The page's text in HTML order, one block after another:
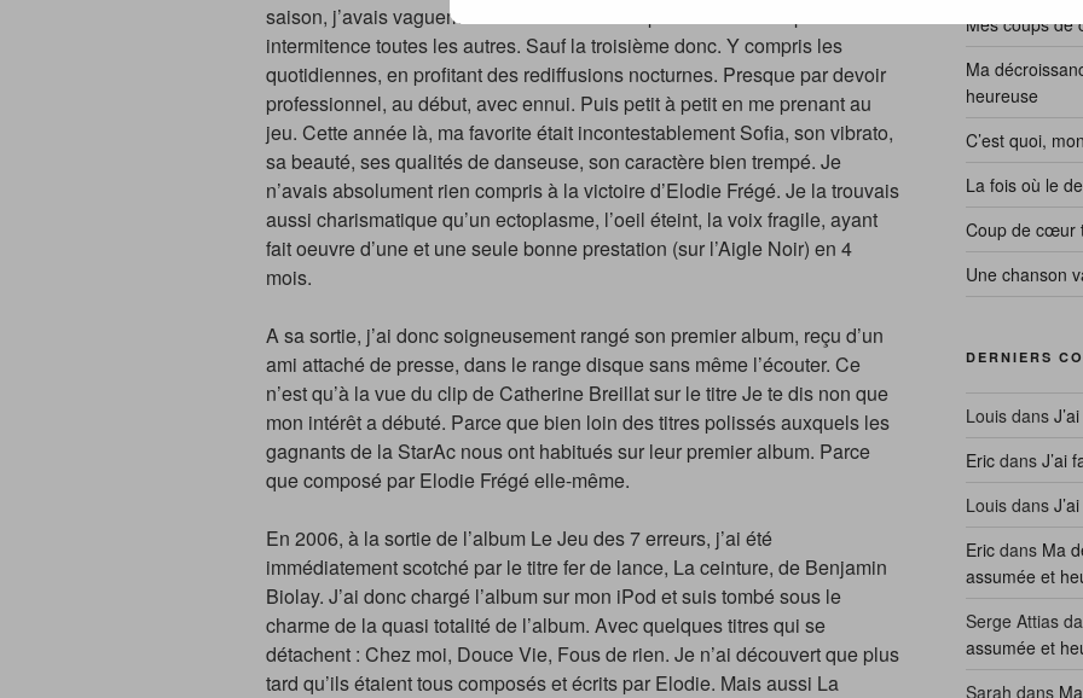
saison, j’avais vaguement suivi la deuxième pour Nolwenn et par
intermitence toutes les autres. Sauf la troisième donc. Y compris les
quotidiennes, en profitant des rediffusions nocturnes. Presque par devoir
professionnel, au début, avec ennui. Puis petit à petit en me prenant au
jeu. Cette année là, ma favorite était incontestablement Sofia, son vibrato,
sa beauté, ses qualités de danseuse, son caractère bien trempé. Je
n’avais absolument rien compris à la victoire d’Elodie Frégé. Je la trouvais
aussi charismatique qu’un ectoplasme, l’oeil éteint, la voix fragile, ayant
fait oeuvre d’une et une seule bonne prestation (sur l’Aigle Noir) en 4
mois.
A sa sortie, j’ai donc soigneusement rangé son premier album, reçu d’un
ami attaché de presse, dans le range disque sans même l’écouter. Ce
n’est qu’à la vue du clip de Catherine Breillat sur le titre Je te dis non que
mon intérêt a débuté. Parce que bien loin des titres polissés auxquels les
gagnants de la StarAc nous ont habitués sur leur premier album. Parce
que composé par Elodie Frégé elle-même.
En 2006, à la sortie de l’album Le Jeu des 7 erreurs, j’ai été
immédiatement scotché par le titre fer de lance, La ceinture, de Benjamin
Biolay. J’ai donc chargé l’album sur mon iPod et suis tombé sous le
charme de la quasi totalité de l’album. Avec quelques titres qui se
détachent : Chez moi, Douce Vie, Fous de rien. Je n’ai découvert que plus
tard qu’ils étaient tous composés et écrits par Elodie. Mais aussi La
Mes coups de
Ma
heureuse
C’est quoi,
La fois où le
Coup de cœur
Une chanson
DERNIERS
Louisdans
Ericdans J’ai
Louisdans
Ericdans Ma
assumée et
Serge Attias
assumée et
Sarah dans